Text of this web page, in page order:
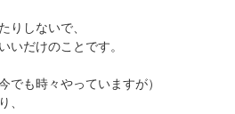
りしないで、
いだけのことです。
でも時々やっていますが）
、